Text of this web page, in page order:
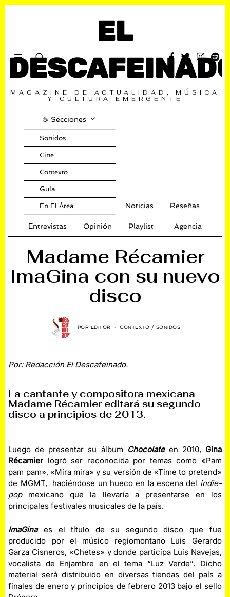
EL
MAGAZINE DE ACTUALIDAD, MÚSICA
Y CULTURA EMERGENTE
☕️ Secciones
Sonidos
Cine
Contexto
Guía
En El Área Noticias Reseñas
Entrevistas Opinión Playlist Agencia
Madame Récamier
ImaGina con su nuevo
disco
POR EDITOR CONTEXTO / SONIDOS
Por: Redacción El Descafeinado.
La cantante y compositora mexicana
Madame Récamier editará su segundo
disco a principios de 2013.
Luego de presentar su álbum Chocolateen 2010, Gina
Récamier logró ser reconocida por temas como «Pam
pam pam», «Mira mira» y su versión de «Time to pretend»
de MGMT, haciéndose un hueco en la escena del indie-
popmexicano que la llevaría a presentarse en los
principales festivales musicales de la país.
ImaGina
es el título de su segundo disco que fue
producido por el músico regiomontano Luis Gerardo
Garza Cisneros, «Chetes» y donde participa Luis Navejas,
vocalista de Enjambre en el tema “Luz Verde”. Dicho
material será distribuido en diversas tiendas del país a
finales de enero y principios de febrero 2013 bajo el sello